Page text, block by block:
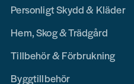
Personligt Skydd & Kläder
Hem, Skog & Trädgård
Tillbehör & Förbrukning
Byggtillbehör